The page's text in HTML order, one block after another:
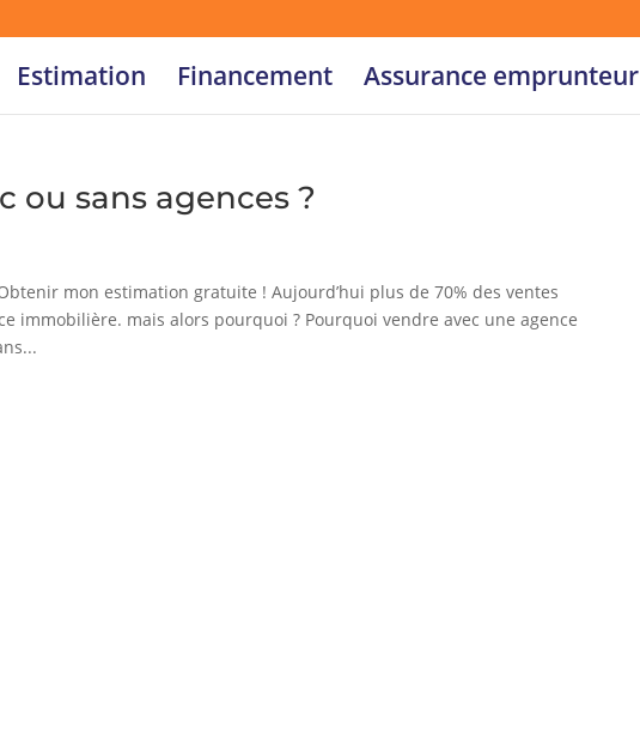
Estimation Financement Assurance emprunteur
ou sans agences ?
mon estimation gratuite ! Aujourd’hui plus de 70% des ventes
immobilière. mais alors pourquoi ? Pourquoi vendre avec une agence